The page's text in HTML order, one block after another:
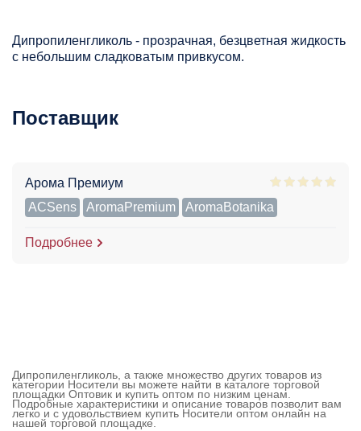
Дипропиленгликоль - прозрачная, безцветная жидкость
с небольшим сладковатым привкусом.
Поставщик
Арома Премиум
ACSens
AromaPremium AromaBotanika
Подробнее
Дипропиленгликоль, а также множество других товаров из
категории Носители вы можете найти в каталоге торговой
площадки Оптовик и купить оптом по низким ценам.
Подробные характеристики и описание товаров позволит вам
легко и с удовольствием купить Носители оптом онлайн на
нашей торговой площадке.